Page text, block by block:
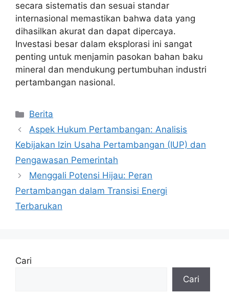
secara sistematis dan sesuai standar
internasional memastikan bahwa data yang
dihasilkan akurat dan dapat dipercaya.
Investasi besar dalam eksplorasi ini sangat
penting untuk menjamin pasokan bahan baku
mineral dan mendukung pertumbuhan industri
pertambangan nasional.
Kategori
Berita
Aspek Hukum Pertambangan: Analisis
Kebijakan Izin Usaha Pertambangan (IUP) dan
Pengawasan Pemerintah
Menggali Potensi Hijau: Peran
Pertambangan dalam Transisi Energi
Terbarukan
Cari
Cari